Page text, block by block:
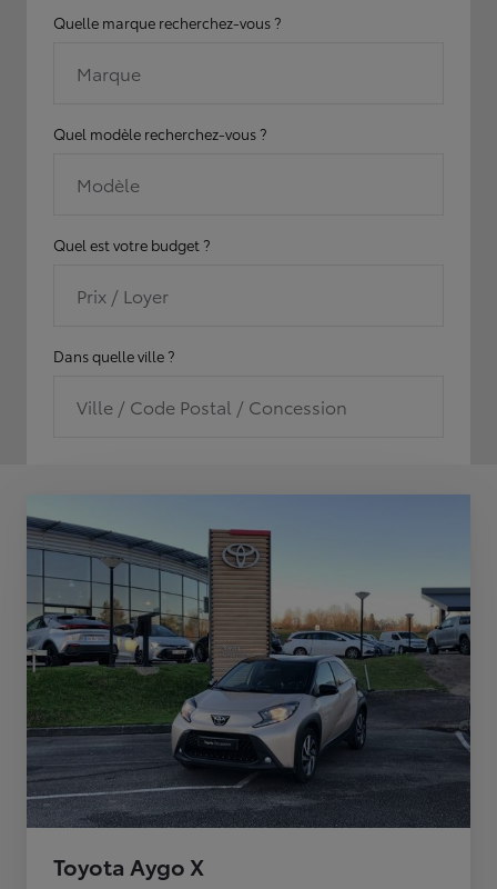
Quelle marque recherchez-vous ?
Marque
Quel modèle recherchez-vous ?
Modèle
Quel est votre budget ?
Prix / Loyer
Dans quelle ville ?
Ville / Code Postal / Concession
Toyota Aygo X